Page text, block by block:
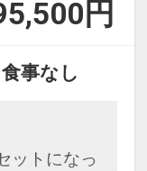
円
事なし
ットになっ